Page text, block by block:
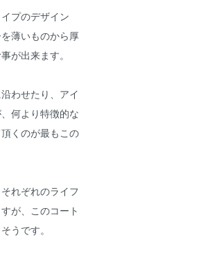
プのデザイン
薄いものから厚
が出来ます。
わせたり、アイ
何より特徴的な
くのが最もこの
れぞれのライフ
が、このコート
うです。